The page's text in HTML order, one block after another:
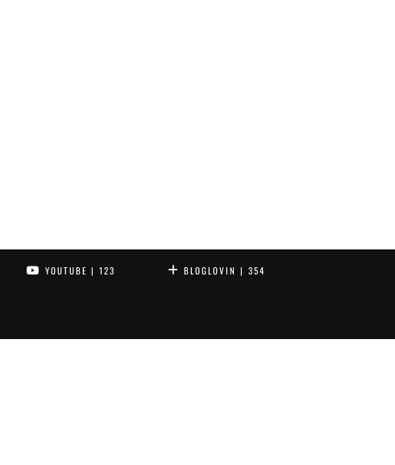
YOUTUBE | 123 BLOGLOVIN | 354